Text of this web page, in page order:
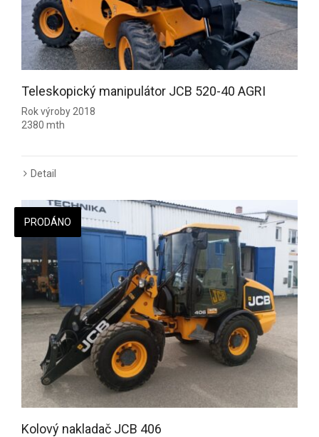
Teleskopický manipulátor JCB 520-40 AGRI
Rok výroby 2018
2380 mth
Detail
PRODÁNO
Kolový nakladač JCB 406